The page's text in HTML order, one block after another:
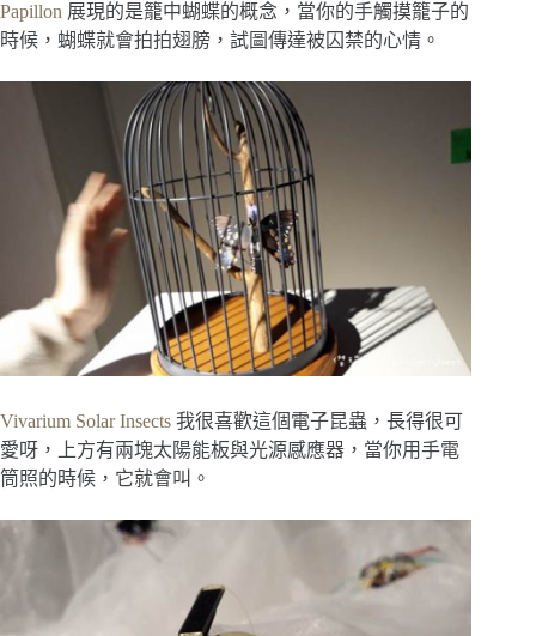
Papillon 展現的是籠中蝴蝶的概念，當你的手觸摸籠子的
時候，蝴蝶就會拍拍翅膀，試圖傳達被囚禁的心情。
Vivarium Solar Insects 我很喜歡這個電子昆蟲，長得很可
愛呀，上方有兩塊太陽能板與光源感應器，當你用手電
筒照的時候，它就會叫。